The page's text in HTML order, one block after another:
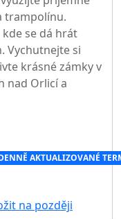
trampolínu.
se dá hrát
Vychutnejte si
krásné zámky v
nad Orlicí a
AKTUALIZOVANÉ
na později